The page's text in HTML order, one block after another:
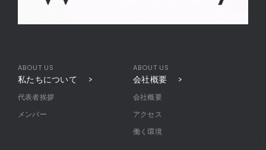
ABOUT US
私たちについて
代表者挨拶
メンバー
ABOUT US
会社概要
会社概要
アクセス
働く環境